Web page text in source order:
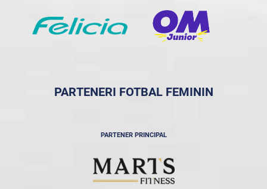
PARTENERI FOTBAL FEMININ
PARTENER PRINCIPAL